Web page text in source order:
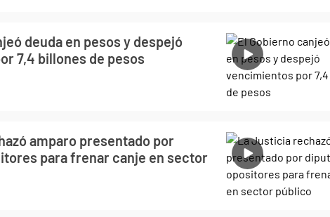
deuda en pesos y despejó
7,4 billones de pesos
amparo presentado por
para frenar canje en sector